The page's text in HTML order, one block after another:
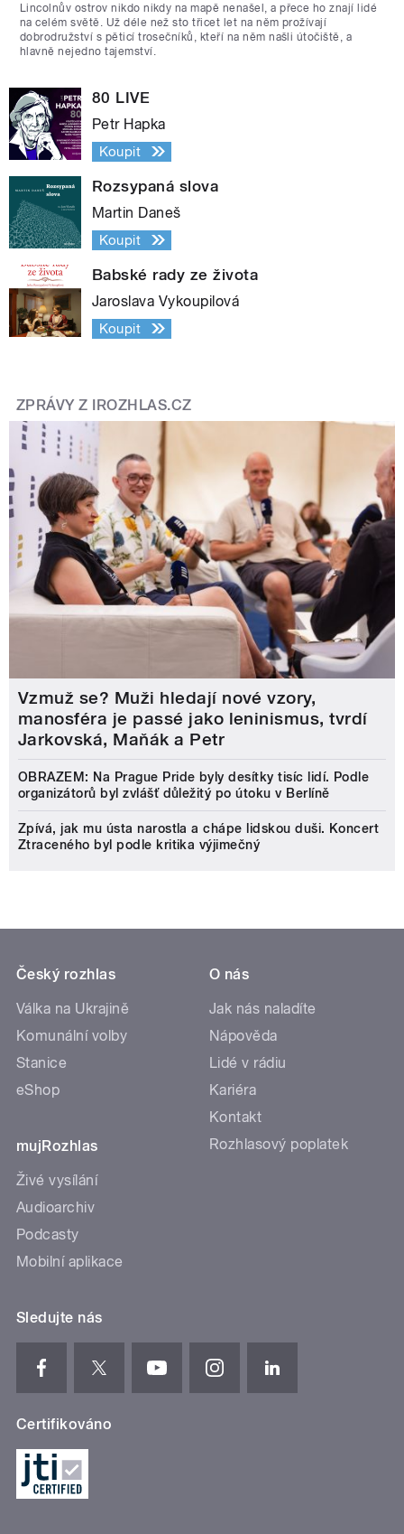
Lincolnův ostrov nikdo nikdy na mapě nenašel, a přece ho znají lidé
na celém světě. Už déle než sto třicet let na něm prožívají
dobrodružství s pěticí trosečníků, kteří na něm našli útočiště, a
hlavně nejedno tajemství.
80 LIVE
Petr Hapka
Koupit
Rozsypaná slova
Martin Daneš
Koupit
Babské rady ze života
Jaroslava Vykoupilová
Koupit
ZPRÁVY Z IROZHLAS.CZ
Vzmuž se? Muži hledají nové vzory,
manosféra je passé jako leninismus, tvrdí
Jarkovská, Maňák a Petr
OBRAZEM: Na Prague Pride byly desítky tisíc lidí. Podle
organizátorů byl zvlášť důležitý po útoku v Berlíně
Zpívá, jak mu ústa narostla a chápe lidskou duši. Koncert
Ztraceného byl podle kritika výjimečný
Český rozhlas
Válka na Ukrajině
Komunální volby
Stanice
eShop
mujRozhlas
Živé vysílání
Audioarchiv
Podcasty
Mobilní aplikace
O nás
Jak nás naladíte
Nápověda
Lidé v rádiu
Kariéra
Kontakt
Rozhlasový poplatek
Sledujte nás
Certifikováno